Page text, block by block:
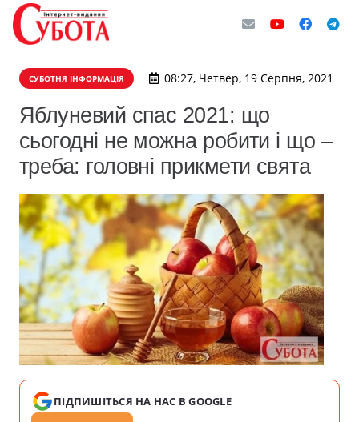
СУБОТНЯ ІНФОРМАЦІЯ 08:27, Четвер, 19 Серпня, 2021
Яблуневий спас 2021: що
сьогодні не можна робити і що –
треба: головні прикмети свята
ПІДПИШІТЬСЯ НА НАС В GOOGLE